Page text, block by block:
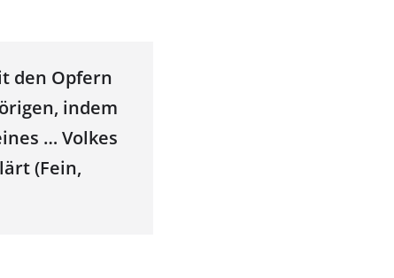
den Opfern
indem
… Volkes
(Fein,